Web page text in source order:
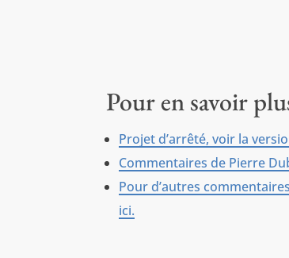
Pour en savoir
Projet d’arrêté, voir la
Commentaires de Pierre
Pour d’autres
ici.